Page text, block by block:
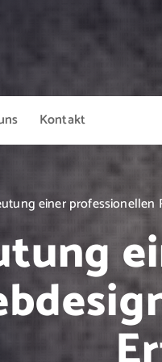
Kontakt
einer